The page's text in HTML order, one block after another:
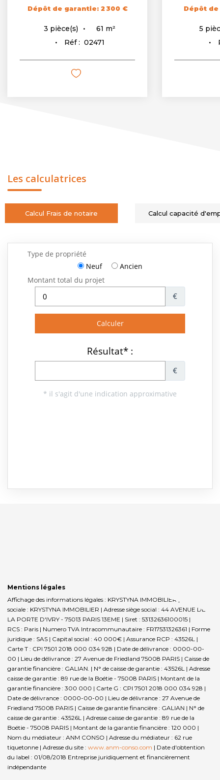
Dépôt de garantie: 2 300 €
3 pièce(s) 61 m²
Réf : 02471
Dépôt de
5
Les calculatrices
Calcul Frais de notaire Calcul capacité
Mentions légales
Affichage des informations légales : KRYSTYNA IMMOBILIER | Raison
sociale : KRYSTYNA IMMOBILIER | Adresse siège social : 44 AVENUE DE
LA PORTE D'IVRY - 75013 PARIS 13EME | Siret : 53132636100015 |
RCS : Paris | Numero TVA Intracommunautaire : FR17531326361 | Forme
juridique : SAS | Capital social : 40 000€ | Assurance RCP : 43526L |
Carte T : CPI 7501 2018 000 034 928 | Date de délivrance : 0000-00-
00 | Lieu de délivrance : 27 Avenue de Friedland 75008 PARIS | Caisse de
garantie financière : GALIAN. | N° de caisse de garantie : 43526L | Adresse
caisse de garantie : 89 rue de la Boétie - 75008 PARIS | Montant de la
garantie financière : 300 000 | Carte G : CPI 7501 2018 000 034 928 |
Date de délivrance : 0000-00-00 | Lieu de délivrance : 27 Avenue de
Friedland 75008 PARIS | Caisse de garantie financière : GALIAN | N° de
caisse de garantie : 43526L | Adresse caisse de garantie : 89 rue de la
Boétie - 75008 PARIS | Montant de la garantie financière : 120 000 |
Nom du médiateur : ANM CONSO | Adresse du médiateur : 62 rue
tiquetonne | Adresse du site : www.anm-conso.com | Date d'obtention
du label : 01/08/2018 Entreprise juridiquement et financièrement
indépendante